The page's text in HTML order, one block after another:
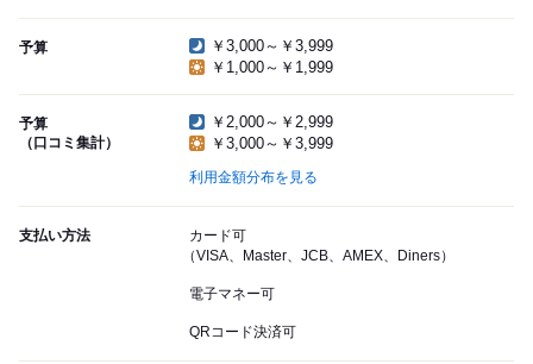
予算
￥3,000～￥3,999
￥1,000～￥1,999
予算
（口コミ集計）
￥2,000～￥2,999
￥3,000～￥3,999
利用金額分布を見る
支払い方法
カード可
（VISA、Master、JCB、AMEX、Diners）
電子マネー可
QRコード決済可